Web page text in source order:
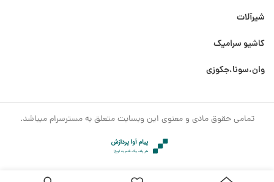
شیرآلات
کاشیو سرامیک
وان،سونا،جکوزی
تمامی حقوق مادی و معنوی این وبسایت متعلق به مسترسرام میباشد.